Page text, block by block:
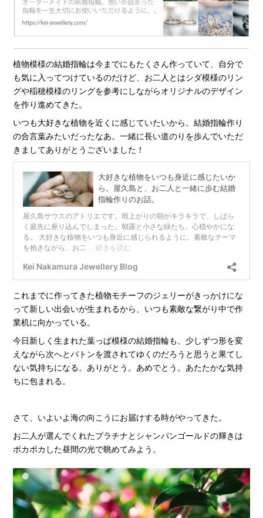
植物模様の結婚指輪は今までにもたくさん作っていて、自分で
も気に入ってつけているのだけど、お二人とはシダ模様のリン
グや稲穂模様のリングを参考にしながらオリジナルのデザイン
を作り進めてきた。
いつも大好きな植物を近くに感じていたいから。結婚指輪作り
の合言葉みたいだったなあ。一緒に長い道のりを歩んでいただ
きましてありがとうございました！
これまでに作ってきた植物モチーフのジェリーがきっかけにな
って新しい出会いが生まれるから、いつも素敵な繋がり中で作
業机に向かっている。
今日新しく生まれた葉っぱ模様の結婚指輪も、少しずつ形を変
えながら次へとバトンを渡されてゆくのだろうと思うと果てし
ない気持ちになる。ありがとう。あめでとう。あたたかな気持
ちに包まれる。
さて、いよいよ海の向こうにお届けする時がやってきた。
お二人が選んでくれたプラチナとシャンパンゴールドの輝きは
ポカポカした昼間の光で眺めてみよう。